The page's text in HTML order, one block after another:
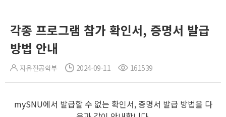
각종 프로그램 참가 확인서, 증명서 발급
방법 안내
자유전공학부 2024-09-11 161539
mySNU에서 발급할 수 없는 확인서, 증명서 발급 방법을 다